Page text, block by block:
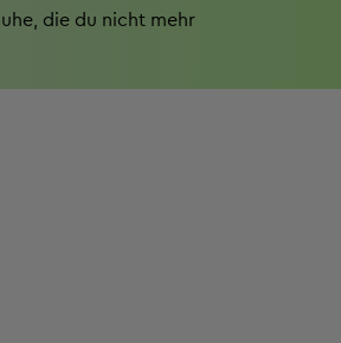
die du nicht mehr